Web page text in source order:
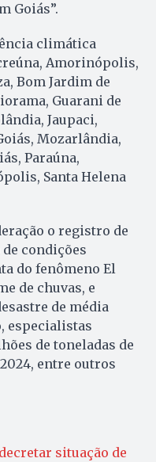
Goiás”.
climática
Amorinópolis,
Bom Jardim de
Guarani de
Jaupaci,
Mozarlândia,
Paraúna,
Santa Helena
o registro de
condições
do fenômeno El
de chuvas, e
de média
especialistas
de toneladas de
entre outros
situação de